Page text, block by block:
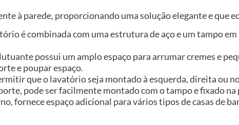
à parede, proporcionando uma solução elegante e que
é combinada com uma estrutura de aço e um tampo
possui um amplo espaço para arrumar cremes e
e poupar espaço.
que o lavatório seja montado à esquerda, direita ou
pode ser facilmente montado com o tampo e fixado na
fornece espaço adicional para vários tipos de casas de